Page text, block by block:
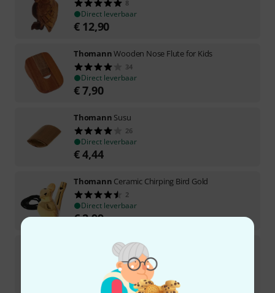
8
Direct leverbaar
€ 12,90
ThomannWooden Nose Flute for Kids
34
Direct leverbaar
€7,90
Thomann Susu
26
Direct leverbaar
€4,44
Thomann Ceramic Chirping Bird Gold
2
Direct leverbaar
€2,99
Ceramic Chirping Bird Bronze
Direct leverbaar
2,99